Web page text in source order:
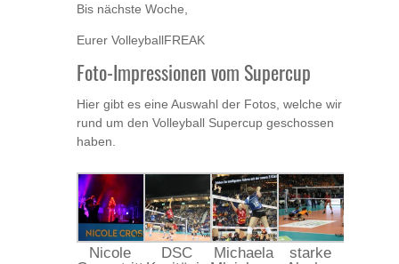
Bis nächste Woche,
Eurer VolleyballFREAK
Foto-Impressionen vom Supercup
Hier gibt es eine Auswahl der Fotos, welche wir
rund um den Volleyball Supercup geschossen
haben.
Nicole
DSC
Michaela
starke